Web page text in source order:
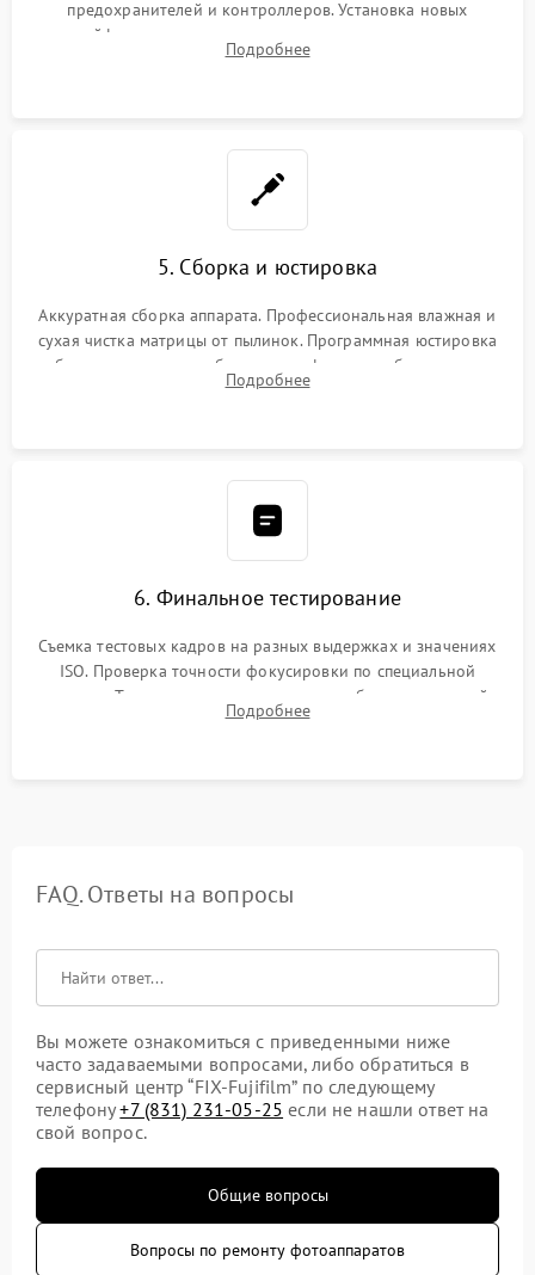
предохранителей и контроллеров. Установка новых
шлейфов, дисплея, механизма затвора или двигателя
автофокуса. Восстановление геометрии тубуса объектива
Подробнее
5. Сборка и юстировка
Аккуратная сборка аппарата. Профессиональная влажная и
сухая чистка матрицы от пылинок. Программная юстировка
рабочего отрезка, калибровка автофокуса, стабилизатора и
экспозамера с помощью сервисного ПО.
Подробнее
6. Финальное тестирование
Съемка тестовых кадров на разных выдержках и значениях
ISO. Проверка точности фокусировки по специальной
мишени. Тест записи на карту памяти, работы встроенной
вспышки, микрофона и всех кнопок управления.
Подробнее
FAQ. Ответы на вопросы
Вы можете ознакомиться с приведенными ниже
часто задаваемыми вопросами, либо обратиться в
сервисный центр “FIX-Fujifilm” по следующему
телефону+7 (831) 231-05-25 если не нашли ответ на
свой вопрос.
Общие вопросы
Вопросы по ремонту фотоаппаратов